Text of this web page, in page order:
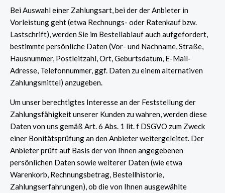
Bei Auswahl einer Zahlungsart, bei der der Anbieter in
Vorleistung geht (etwa Rechnungs- oder Ratenkauf bzw.
Lastschrift), werden Sie im Bestellablauf auch aufgefordert,
bestimmte persönliche Daten (Vor- und Nachname, Straße,
Hausnummer, Postleitzahl, Ort, Geburtsdatum, E-Mail-
Adresse, Telefonnummer, ggf. Daten zu einem alternativen
Zahlungsmittel) anzugeben.
Um unser berechtigtes Interesse an der Feststellung der
Zahlungsfähigkeit unserer Kunden zu wahren, werden diese
Daten von uns gemäß Art. 6 Abs. 1 lit. f DSGVO zum Zweck
einer Bonitätsprüfung an den Anbieter weitergeleitet. Der
Anbieter prüft auf Basis der von Ihnen angegebenen
persönlichen Daten sowie weiterer Daten (wie etwa
Warenkorb, Rechnungsbetrag, Bestellhistorie,
Zahlungserfahrungen), ob die von Ihnen ausgewählte